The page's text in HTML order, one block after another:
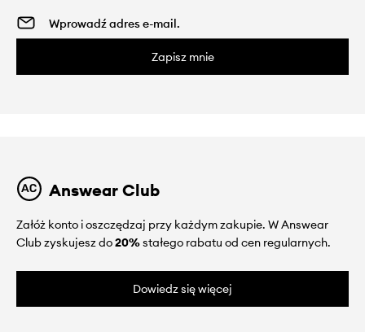
Zapisz mnie
Answear Club
Załóż konto i oszczędzaj przy każdym zakupie. W Answear
Club zyskujesz do20%stałego rabatu od cen regularnych.
Dowiedz się więcej